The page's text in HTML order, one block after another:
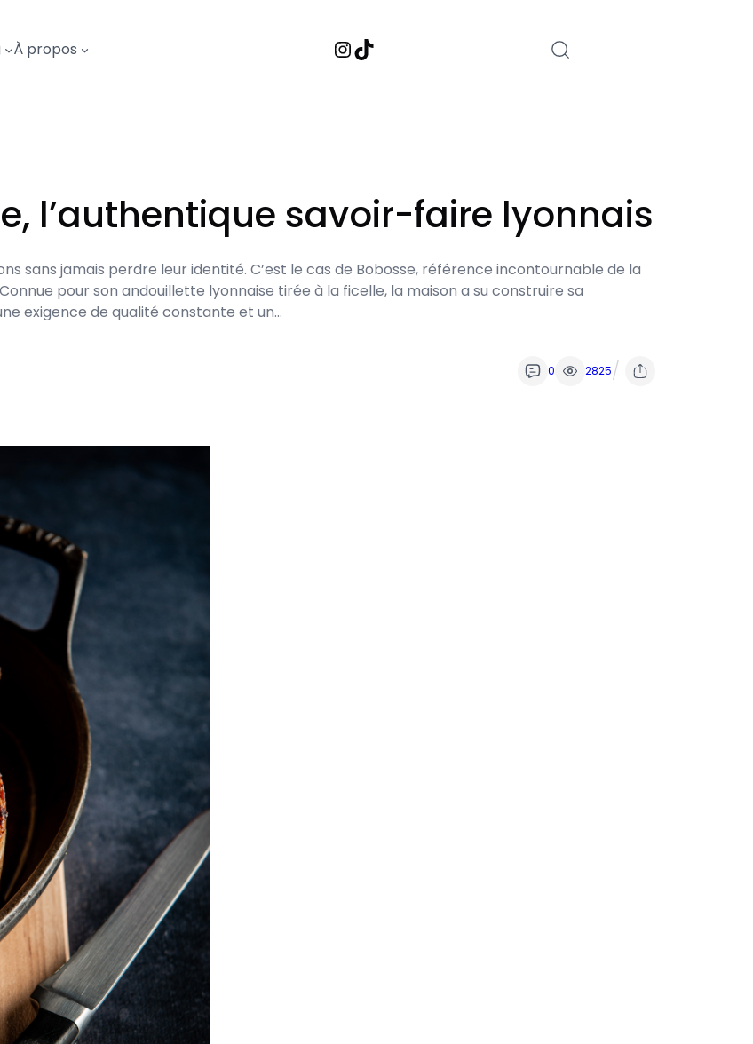
À propos Instagram
TikTok
l’authentique savoir-faire lyonnais
sans jamais perdre leur identité. C’est le cas de Bobosse, référence incontournable de la
pour son andouillette lyonnaise tirée à la ficelle, la maison a su construire sa
exigence de qualité constante et un…
0 2825/